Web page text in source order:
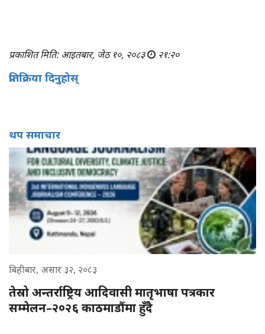
प्रकाशित मिति: आइतबार, जेठ १०, २०८३ २१:२०
प्रतिक्रिया दिनुहोस्
थप समाचार
बिहीबार, असार ३२, २०८३
तेस्रो अन्तर्राष्ट्रिय आदिवासी मातृभाषा पत्रकार
सम्मेलन–२०२६ काठमाडौंमा हुँदै